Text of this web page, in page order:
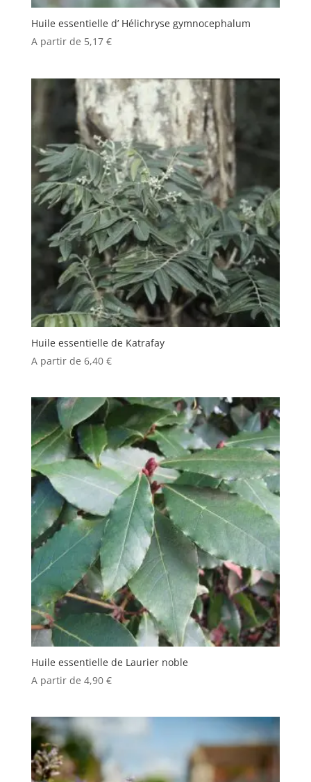
Huile essentielle d’ Hélichryse gymnocephalum
A partir de 5,17 €
Huile essentielle de Katrafay
A partir de 6,40 €
Huile essentielle de Laurier noble
A partir de 4,90 €